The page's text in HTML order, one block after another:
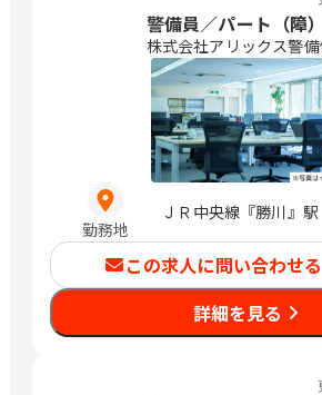
警備員／パート（障）
株式会社アリックス警
勤務地
ＪＲ中央線『勝川
この求人に問い合わせる
詳細を見る